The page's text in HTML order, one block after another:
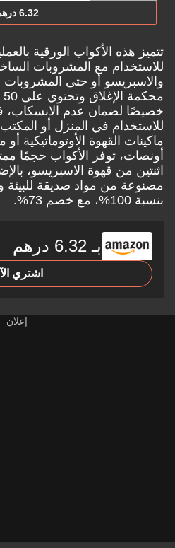
6.32 درهم
تتميز هذه الأكواب الورقية
للاستخدام مع المشروبات
والاسبريسو أو حتى المشروبات
خصيصًا لضمان عدم الانسكاب،
للاستخدام في المنزل أو
أونصات، توفر الأكواب حجمًا
اثنتين من قهوة الاسبريسو،
مصنوعة من مواد صديقة للبيئة
بنسبة 100%، مع خصم 73%.
بـ 6.32 درهم
اشتري